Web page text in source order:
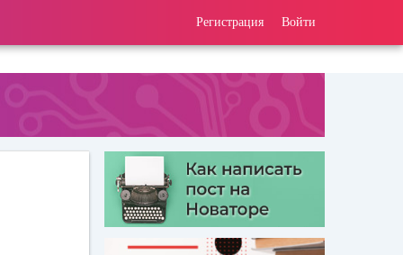
Регистрация Войти